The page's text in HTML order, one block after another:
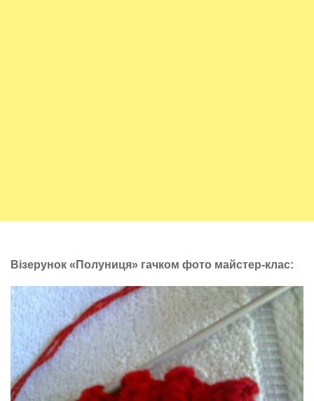
Візерунок «Полуниця» гачком фото майстер-клас: